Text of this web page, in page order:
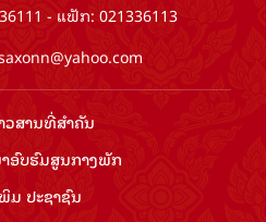
- ແຟັກ: 021336113
ວ​ສານ​ທີ່​ສຳ​ຄັນ​
າອົບຮົມ​ສູນ​ກາງ​ພັກ
ປະ​ຊາ​ຊົນ